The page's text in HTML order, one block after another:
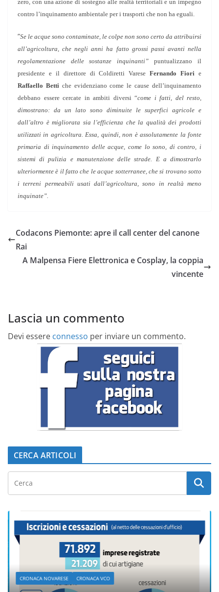
zero, con una azione di sostegno alle realtà territoriali e un impegno
contro l’inquinamento ambientale per i trasporti che non ha eguali.
“Se le acque sono contaminate, le colpe non sono certo da attribuirsi
all’agricoltura, che negli anni ha fatto grossi passi avanti nella
regolamentazione delle sostanze inquinanti”
puntualizzano il
presidente e il direttore di Coldiretti VareseFernando Fiori e
Raffaello Betti che evidenziano come le cause dell’inquinamento
debbano essere cercate in ambiti diversi “come i fatti, del resto,
dimostrano: da un lato sono diminuite le superfici agricole e
dall’altro è migliorata sia l’efficienza che la qualità dei prodotti
utilizzati in agricoltura. Essa, quindi, non è assolutamente la fonte
primaria di inquinamento delle acque, come lo sono, di contro, i
sistemi di pulizia e manutenzione delle strade. E a dimostrarlo
ulteriormente è il fatto che le acque sotterranee, che si trovano sotto
i terreni permeabili usati dall’agricoltura, sono in realtà meno
inquinate”.
Codacons Piemonte: apre il call center del canone
Rai
A Malpensa Fiere Elettronica e Cosplay, la coppia
vincente
Lascia un commento
Devi essere connesso per inviare un commento.
CERCA ARTICOLI
CRONACA NOVARESE CRONACA VCO